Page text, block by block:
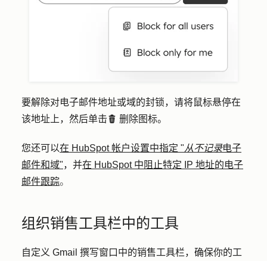
要解除对电子邮件地址或域的封锁，请将鼠标悬停在
该地址上，然后单击delete 删除图标。
您还可以在 HubSpot 帐户设置中指定 "从不记录电子
邮件和域"，并在 HubSpot 中阻止特定 IP 地址的电子
邮件跟踪。
组织销售工具栏中的工具
自定义 Gmail 撰写窗口中的销售工具栏，确保你的工